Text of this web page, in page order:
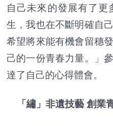
自己未來的發展有了
生，我也在不斷明確自
希望將來能有機會留穗
己的一份青春力量。」
達了自己的心得體會。
「繡」非遺技藝 創業